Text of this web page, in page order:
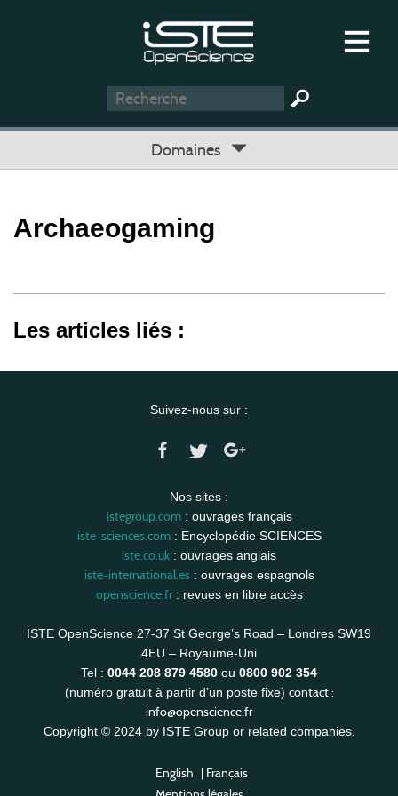
Domaines
Archaeogaming
Les articles liés :
Suivez-nous sur :
Nos sites :
istegroup.com: ouvrages français
iste-sciences.com: Encyclopédie SCIENCES
iste.co.uk : ouvrages anglais
iste-international.es: ouvrages espagnols
openscience.fr: revues en libre accès
ISTE OpenScience 27-37 St George’s Road – Londres SW19
4EU – Royaume-Uni
Tel : 0044 208 879 4580 ou 0800 902 354
(numéro gratuit à partir d’un poste fixe) contact :
info@openscience.fr
Copyright © 2024 by ISTE Group or related companies.
English | Français